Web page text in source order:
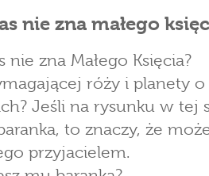
nie zna małego
nie zna Małego Księcia?
róży i planety
Jeśli na rysunku w tej
to znaczy, że
przyjacielem.